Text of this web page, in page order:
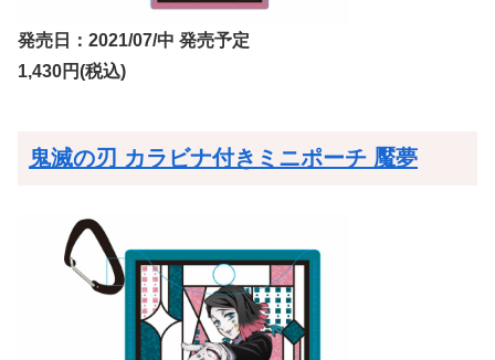
発売日：2021/07/中 発売予定
1,430円(税込)
鬼滅の刃 カラビナ付きミニポーチ 魘夢